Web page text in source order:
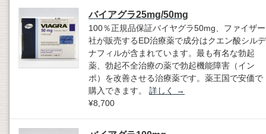
バイアグラ25mg/50mg
100％正規品保証バイヤグラ50mg、ファイザー
社が販売するED治療薬で成分はクエン酸シルデ
ナフィルが含まれています。最も有名な勃起
薬、勃起不全治療の薬で勃起機能障害（イン
ポ）を改善させる治療薬です。薬王国で安価で
購入できます。 詳しく
→
¥8,700